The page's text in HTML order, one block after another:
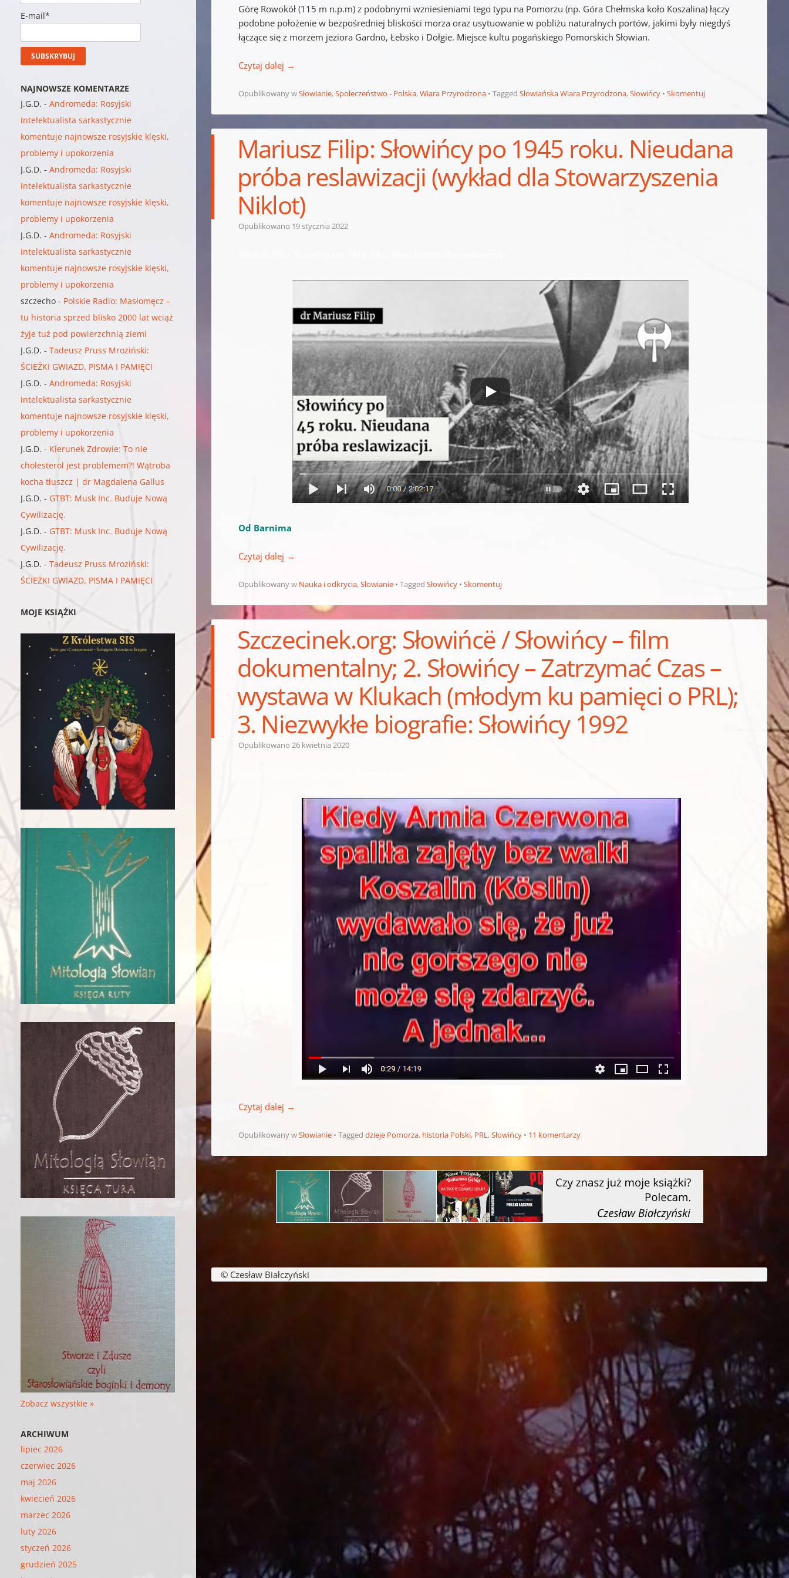
Górę Rowokół (115 m n.p.m) z podobnymi wzniesieniami tego typu na Pomorzu (np. Góra Chełmska koło Koszalina) łączy
podobne położenie w bezpośredniej bliskości morza oraz usytuowanie w pobliżu naturalnych portów, jakimi były niegdyś
łączące się z morzem jeziora Gardno, Łebsko i Dołgie. Miejsce kultu pogańskiego Pomorskich Słowian.
Czytaj dalej →
Opublikowany wSłowianie,Społeczeństwo - Polska,Wiara Przyrodzona TaggedSłowiańska Wiara Przyrodzona,Słowińcy Skomentuj
Mariusz Filip: Słowińcy po 1945 roku. Nieudana
próba reslawizacji (wykład dla Stowarzyszenia
Niklot)
Opublikowano 19 stycznia 2022
Od Barnima
Czytaj dalej →
Opublikowany w Nauka i odkrycia,Słowianie TaggedSłowińcy Skomentuj
Szczecinek.org: Słowińcë / Słowińcy – film
dokumentalny; 2. Słowińcy – Zatrzymać Czas –
wystawa w Klukach (młodym ku pamięci o PRL);
3. Niezwykłe biografie: Słowińcy 1992
Opublikowano26 kwietnia 2020
Czytaj dalej →
Opublikowany wSłowianie Taggeddzieje Pomorza, historia Polski, PRL,Słowińcy 11 komentarzy
E-mail*
NAJNOWSZE KOMENTARZE
J.G.D. -Andromeda: Rosyjski
intelektualista sarkastycznie
komentuje najnowsze rosyjskie klęski,
problemy i upokorzenia
J.G.D. -Andromeda: Rosyjski
intelektualista sarkastycznie
komentuje najnowsze rosyjskie klęski,
problemy i upokorzenia
J.G.D. -Andromeda: Rosyjski
intelektualista sarkastycznie
komentuje najnowsze rosyjskie klęski,
problemy i upokorzenia
szczecho - Polskie Radio: Masłomęcz –
tu historia sprzed blisko 2000 lat wciąż
żyje tuż pod powierzchnią ziemi
J.G.D. -Tadeusz Pruss Mroziński:
ŚCIEŻKI GWIAZD, PISMA I PAMIĘCI
J.G.D. -Andromeda: Rosyjski
intelektualista sarkastycznie
komentuje najnowsze rosyjskie klęski,
problemy i upokorzenia
J.G.D. - Kierunek Zdrowie: To nie
cholesterol jest problemem?! Wątroba
kocha tłuszcz | dr Magdalena Gallus
J.G.D. - GTBT: Musk Inc. Buduje Nową
Cywilizację.
J.G.D. - GTBT: Musk Inc. Buduje Nową
Cywilizację.
J.G.D. -Tadeusz Pruss Mroziński:
ŚCIEŻKI GWIAZD, PISMA I PAMIĘCI
MOJE KSIĄŻKI
Zobacz wszystkie »
ARCHIWUM
lipiec 2026
czerwiec 2026
maj 2026
kwiecień 2026
marzec 2026
luty 2026
styczeń 2026
grudzień 2025
© Czesław Białczyński